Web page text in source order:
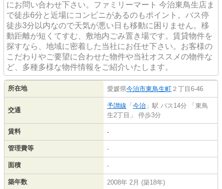
にお問い合わせ下さい。ファミリーマート 今治東鳥生店ま
で徒歩6分と近場にコンビニがあるのもポイント。バス停
徒歩3分以内なので天気が悪い日も移動に困りません。移
動距離が短くてすむ、敷地内ごみ置き場です。賃貸物件を
探すなら、地域に密着した当社にお任せ下さい。お客様の
こだわりやご要望に合わせた物件や当社オススメの物件な
ど、多種多様な物件情報をご紹介いたします。
所在地 愛媛県今治市東鳥生町 ２丁目6-46
交通
予讃線 「 今治 」駅 バス14分 「東鳥
生2丁目」 停歩3分
賃料 -
管理費等 -
面積 -
築年数 2008年 2月 (築18年)